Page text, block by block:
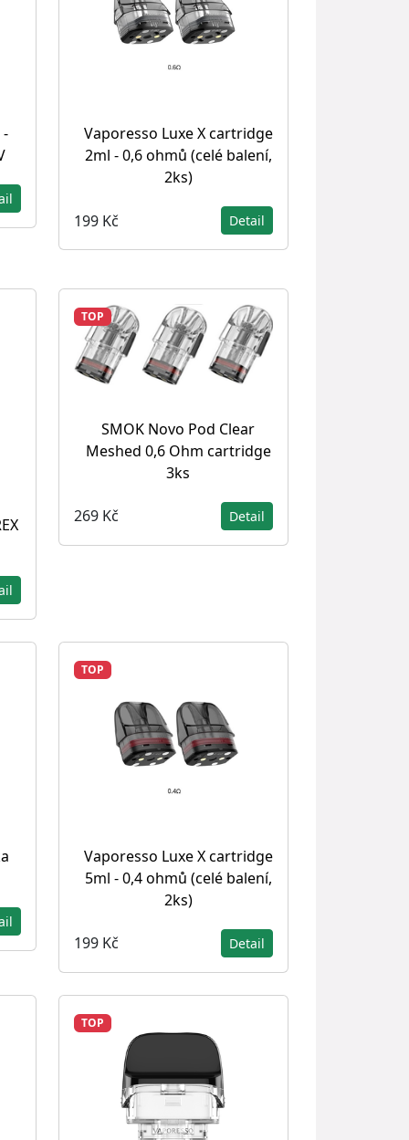
Vaporesso Luxe X cartridge
2ml - 0,6 ohmů (celé balení,
2ks)
199 Kč Detail
TOP
SMOK Novo Pod Clear
Meshed 0,6 Ohm cartridge
3ks
269 Kč Detail
TOP
Vaporesso Luxe X cartridge
5ml - 0,4 ohmů (celé balení,
2ks)
199 Kč Detail
TOP